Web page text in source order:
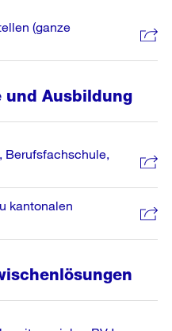
(ganze
und Ausbildung
Berufsfachschule,
kantonalen